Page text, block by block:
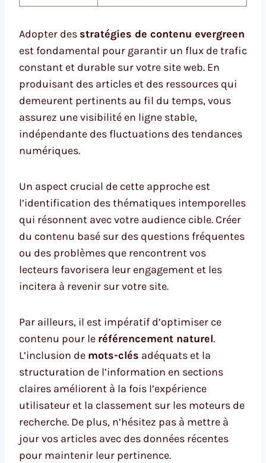
Adopter des stratégies de contenu evergreen
est fondamental pour garantir un flux de trafic
constant et durable sur votre site web. En
produisant des articles et des ressources qui
demeurent pertinents au fil du temps, vous
assurez une visibilité en ligne stable,
indépendante des fluctuations des tendances
numériques.
Un aspect crucial de cette approche est
l’identification des thématiques intemporelles
qui résonnent avec votre audience cible. Créer
du contenu basé sur des questions fréquentes
ou des problèmes que rencontrent vos
lecteurs favorisera leur engagement et les
incitera à revenir sur votre site.
Par ailleurs, il est impératif d’optimiser ce
contenu pour le référencement naturel.
L’inclusion de mots-clés adéquats et la
structuration de l’information en sections
claires améliorent à la fois l’expérience
utilisateur et la classement sur les moteurs de
recherche. De plus, n’hésitez pas à mettre à
jour vos articles avec des données récentes
pour maintenir leur pertinence.